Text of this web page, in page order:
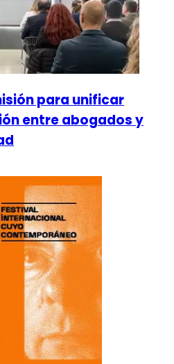
para unificar
entre abogados y